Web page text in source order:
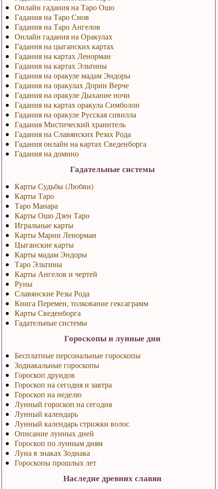
Онлайн гадания на Таро Ошо
Гадания на Таро Снов
Гадания на Таро Ангелов
Онлайн гадания на Оракулах
Гадания на цыганских картах
Гадания на картах Ленорман
Гадания на картах Эльтины
Гадания на оракуле мадам Эндоры
Гадания на оракулах Дорин Верче
Гадания на оракуле Дыхание ночи
Гадания на картах оракула Симболон
Гадания на оракуле Русская сивилла
Гадания Мистический хранитель
Гадания на Славянских Резах Рода
Гадания онлайн на картах Сведенборга
Гадания на домино
Гадательные системы
Карты Судьбы (Любви)
Карты Таро
Таро Манара
Карты Ошо Дзен Таро
Игральные карты
Карты Марии Ленорман
Цыганские карты
Карты мадам Эндоры
Таро Эльтины
Карты Ангелов и чертей
Руны
Славянские Резы Рода
Книга Перемен, толкование гексаграмм
Карты Сведенборга
Гадательные системы
Гороскопы и лунные дни
Бесплатные персональные гороскопы
Зодиакальные гороскопы
Гороскоп друидов
Гороскоп на сегодня и завтра
Гороскоп на неделю
Лунный гороскоп на сегодня
Лунный календарь
Лунный календарь стрижки волос
Описание лунных дней
Гороскоп по лунным дням
Луна в знаках Зодиака
Гороскопы прошлых лет
Наследие древних славян